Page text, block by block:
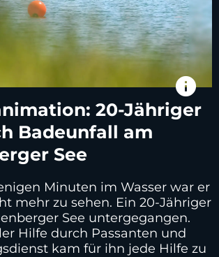
info
20-Jähriger
Badeunfall am
See
Minuten im Wasser war er
mehr zu sehen. Ein 20-Jähriger
See untergegangen.
Hilfe durch Passanten und
kam für ihn jede Hilfe zu